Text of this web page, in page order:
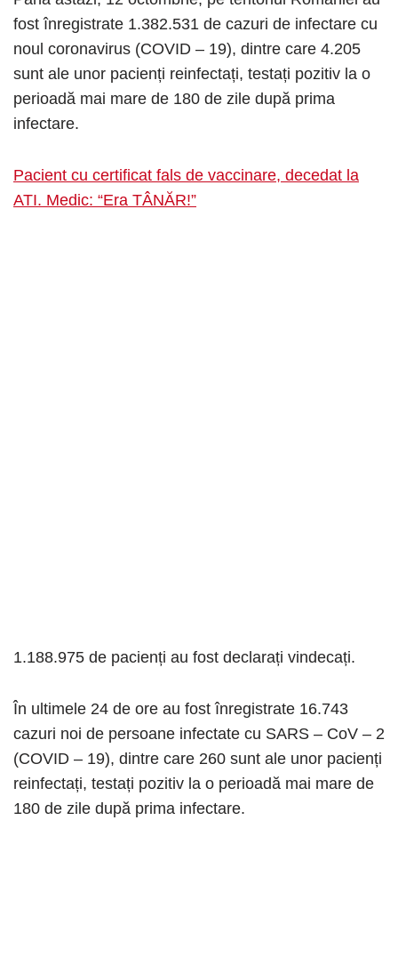
fost înregistrate 1.382.531 de cazuri de infectare cu
noul coronavirus (COVID – 19), dintre care 4.205
sunt ale unor pacienți reinfectați, testați pozitiv la o
perioadă mai mare de 180 de zile după prima
infectare.
Pacient cu certificat fals de vaccinare, decedat la
ATI. Medic: “Era TÂNĂR!”
1.188.975 de pacienți au fost declarați vindecați.
În ultimele 24 de ore au fost înregistrate 16.743
cazuri noi de persoane infectate cu SARS – CoV – 2
(COVID – 19), dintre care 260 sunt ale unor pacienți
reinfectați, testați pozitiv la o perioadă mai mare de
180 de zile după prima infectare.